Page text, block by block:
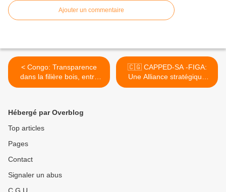
Ajouter un commentaire
< Congo: Transparence
dans la filière bois, entre
discours officiels et réalités
🇨🇬 CAPPED-SA -FIGA:
Une Alliance stratégique
pour propulser
Hébergé par Overblog
Top articles
Pages
Contact
Signaler un abus